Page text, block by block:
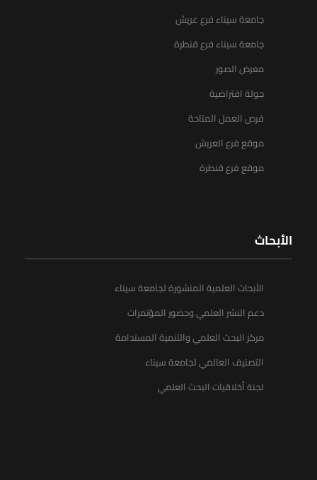
جامعة سيناء فرع عريش
جامعة سيناء فرع قنطرة
معرض الصور
جولة افتراضية
فرص العمل المتاحة
موقع فرع العريش
موقع فرع قنطرة
الأبحاث
الأبحاث العلمية المنشورة لجامعة سيناء
دعم النشر العلمي وحضور المؤتمرات
مركز البحث العلمي والتنمية المستدامة
التصنيف العالمي لجامعة سيناء
لجنة أخلاقيات البحث العلمي